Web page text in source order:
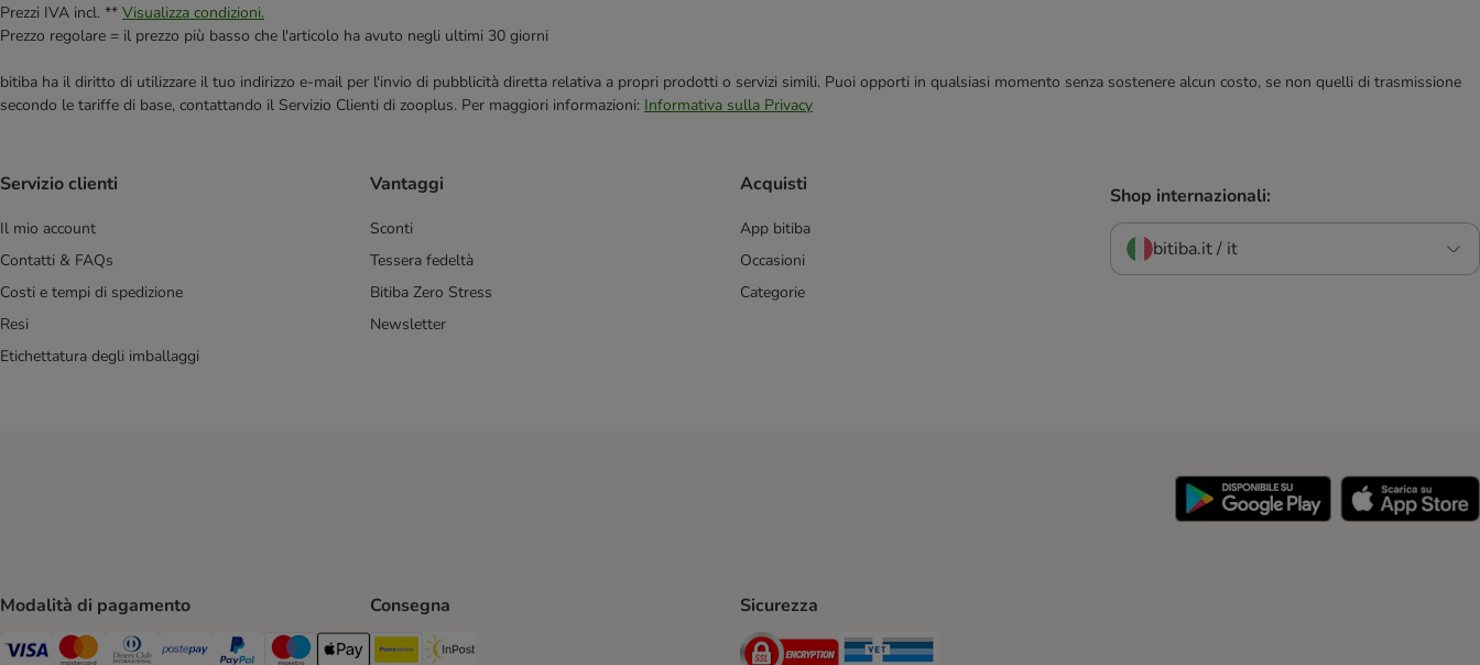
Prezzi IVA incl. ** Visualizza condizioni.
Prezzo regolare = il prezzo più basso che l'articolo ha avuto negli ultimi 30 giorni
bitiba ha il diritto di utilizzare il tuo indirizzo e-mail per l'invio di pubblicità diretta relativa a propri prodotti o servizi simili. Puoi opporti in qualsiasi momento senza sostenere alcun costo, se non quelli di trasmissione
secondo le tariffe di base, contattando il Servizio Clienti di zooplus. Per maggiori informazioni: Informativa sulla Privacy
Servizio clienti
Il mio account
Contatti & FAQs
Costi e tempi di spedizione
Resi
Etichettatura degli imballaggi
Vantaggi
Sconti
Tessera fedeltà
Bitiba Zero Stress
Newsletter
Acquisti
App bitiba
Occasioni
Categorie
Shop internazionali:
bitiba.it / it
Modalità di pagamento Consegna
Poste Italiane. Shipping Method
Sicurezza
Security